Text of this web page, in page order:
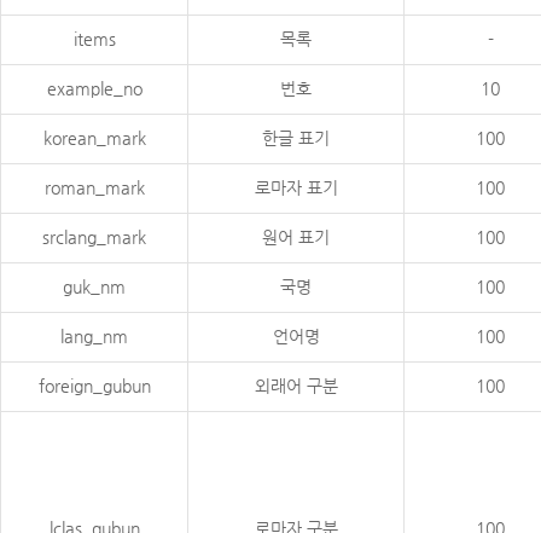
items 목록 -
example_no 번호 10
korean_mark 한글 표기 100
roman_mark 로마자 표기 100
srclang_mark 원어 표기 100
guk_nm 국명 100
lang_nm 언어명 100
foreign_gubun 외래어 구분 100
lclas_gubun 로마자 구분 100